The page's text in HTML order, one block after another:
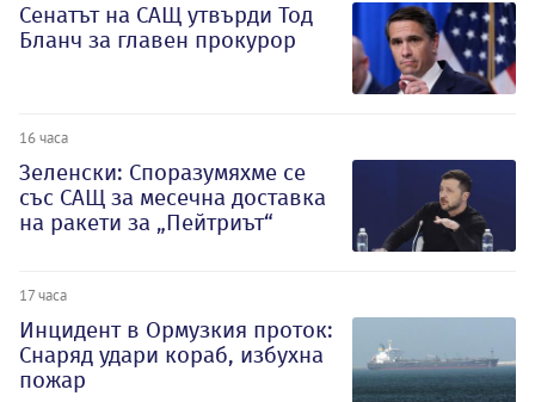
Сенатът на САЩ утвърди Тод
Бланч за главен прокурор
16 часа
Зеленски: Споразумяхме се
със САЩ за месечна доставка
на ракети за „Пейтриът“
17 часа
Инцидент в Ормузкия проток:
Снаряд удари кораб, избухна
пожар